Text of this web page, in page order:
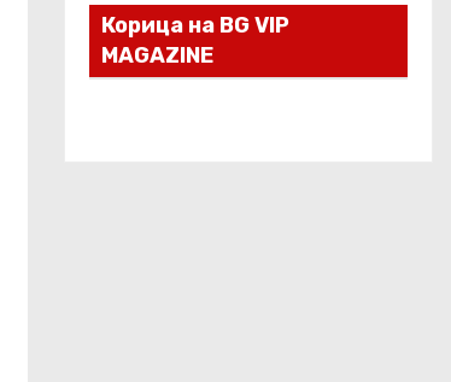
Корица на BG VIP
MAGAZINE